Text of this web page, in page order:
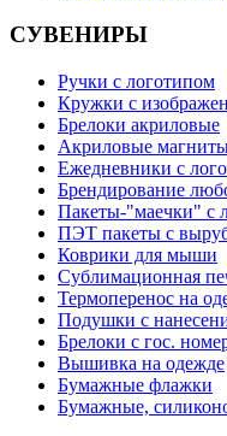
СУВЕНИРЫ
Ручки с логотипом
Кружки с
Брелоки акриловые
Акриловые
Ежедневники с
Брендирование
Пакеты-"маечки" с
ПЭТ пакеты с
Коврики для мыши
Сублимационная
Термоперенос на
Подушки с
Брелоки с гос.
Вышивка на одежде
Бумажные флажки
Бумажные,